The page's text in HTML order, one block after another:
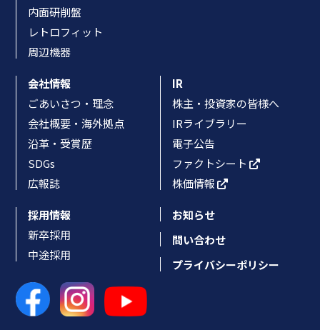
内面研削盤
レトロフィット
周辺機器
会社情報
ごあいさつ・理念
会社概要・海外拠点
沿革・受賞歴
SDGs
広報誌
IR
株主・投資家の皆様へ
IRライブラリー
電子公告
ファクトシート
株価情報
採用情報
新卒採用
中途採用
お知らせ
問い合わせ
プライバシーポリシー